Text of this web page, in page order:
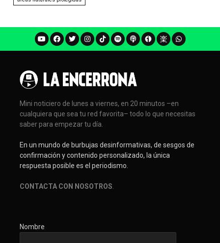
Mini noticiero de lunes a viernes, en 20 minutos –en
cualquiera que sea tu red favorita– todo lo que necesitas
saber para empezar tu día.
En un mundo de burbujas desinformativas, de sesgos de
confirmación y contenido personalizado, la única
respuesta posible es el periodismo.
CONTACTA CON NOSOTROS
Nombre